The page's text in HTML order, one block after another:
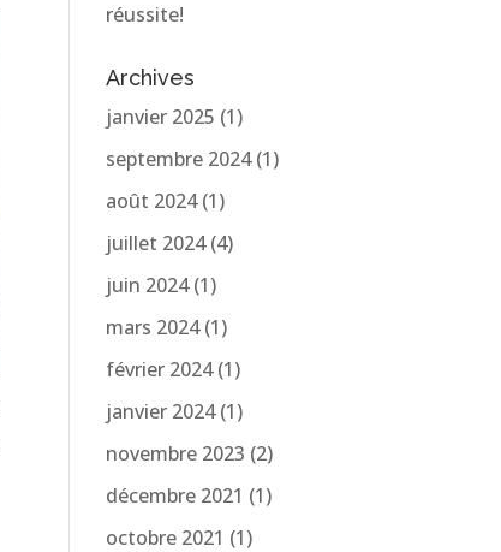
réussite!
Archives
janvier 2025 (1)
septembre 2024(1)
août 2024(1)
juillet 2024(4)
juin 2024(1)
mars 2024(1)
février 2024(1)
janvier 2024(1)
novembre 2023 (2)
décembre 2021 (1)
octobre 2021 (1)